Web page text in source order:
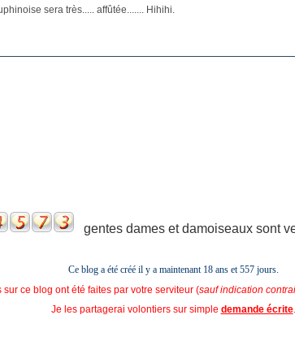
sera très..... affûtée....... Hihihi.
gentes dames et damoiseaux sont
Ce blog a été créé il y a maintenant 18 ans et557 jours.
ce blog ont été faites par votre serviteur (sauf indication
Je les partagerai volontiers sur simple demande écrite.